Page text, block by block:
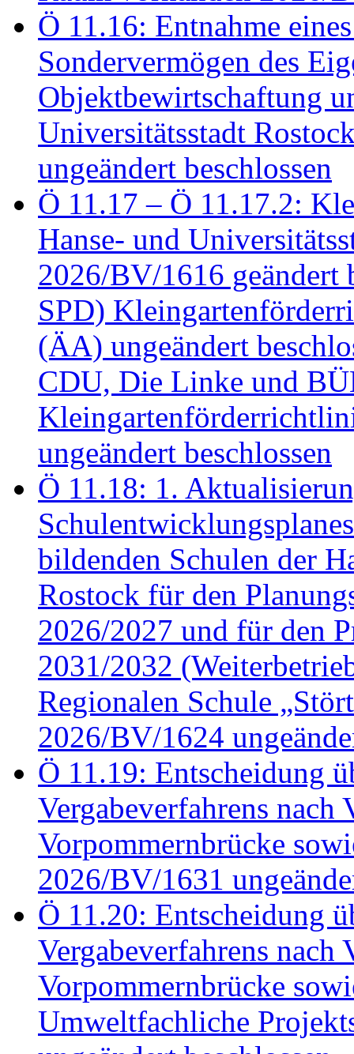
Ö 11.16: Entnahme
Sondervermögen des
Objektbewirtschaftung
Universitätsstadt
ungeändert beschlossen
Ö 11.17 – Ö 11.17.2:
Hanse- und
2026/BV/1616 geändert
SPD)
(ÄA) ungeändert
CDU, Die Linke und
ungeändert beschlossen
Ö 11.18: 1.
bildenden Schulen der
Rostock für den
2026/2027 und für den
2031/2032
Regionalen Schule
2026/BV/1624
Ö 11.19: Entscheidung
Vergabeverfahrens
Vorpommernbrücke
2026/BV/1631
Ö 11.20: Entscheidung
Vergabeverfahrens
Vorpommernbrücke
Umweltfachliche